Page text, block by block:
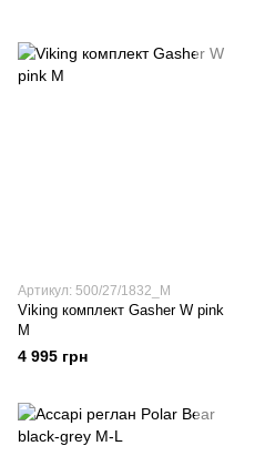
Артикул: 500/27/1832_M
Viking комплект Gasher W pink
M
4 995 грн